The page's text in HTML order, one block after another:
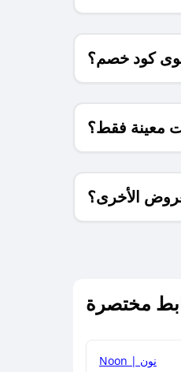
كود خصم؟
معينة فقط؟
الأخرى؟
مختصرة
Noon | نون